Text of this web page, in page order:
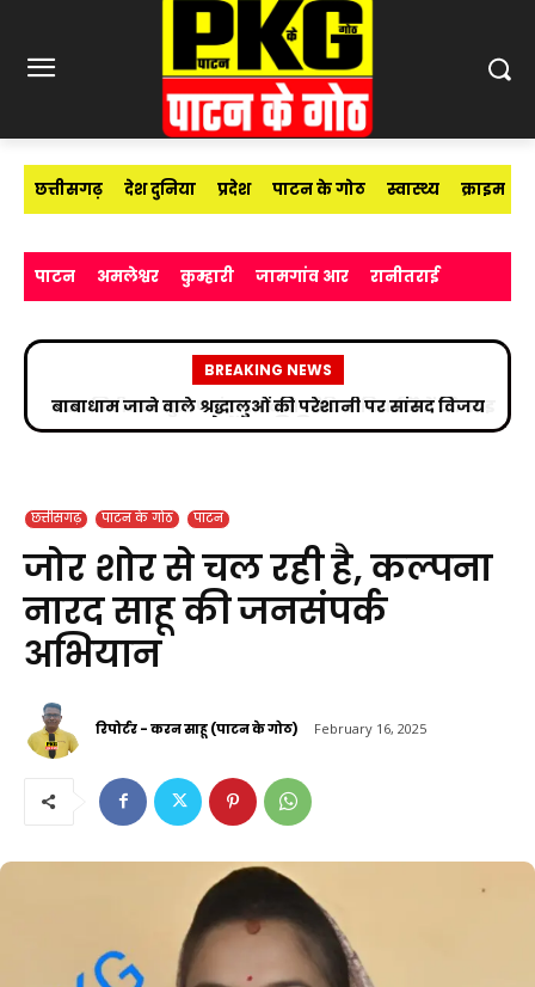
छत्तीसगढ़ देश दुनिया प्रदेश पाटन के गोठ स्वास्थ्य क्राइम
पाटन अमलेश्वर कुम्हारी जामगांव आर रानीतराई
BREAKING NEWS
उप निरीक्षक सुभाष चंद्र यादव ने मीडिया विद्यार्थियों को साइबर
अपराधों के प्रति किया जागरूक
छत्तीसगढ़ पाटन के गोठ पाटन
जोर शोर से चल रही है, कल्पना
नारद साहू की जनसंपर्क
अभियान
रिपोर्टर - करन साहू (पाटन के गोठ) February 16, 2025